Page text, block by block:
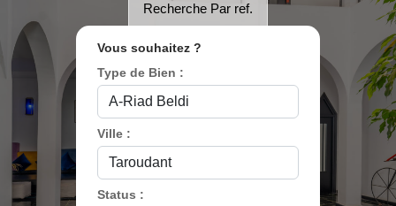
Recherche Par ref.
Vous souhaitez ?
Type de Bien :
Ville :
Status :